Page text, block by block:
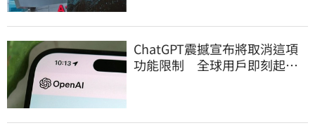
ChatGPT震撼宣布將取消這項
功能限制 全球用戶即刻起